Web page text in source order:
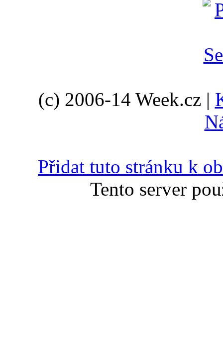
(c) 2006-14 Week.cz |
Přidat tuto stránku k
Tento server